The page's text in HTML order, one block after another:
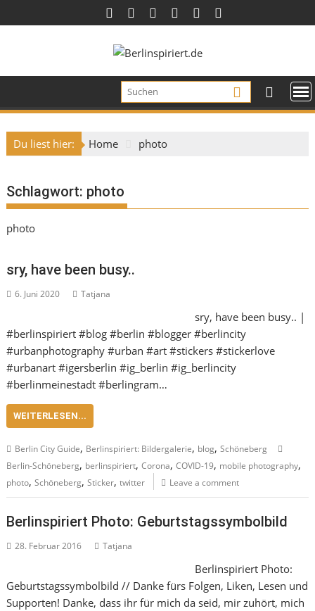
to
Du liest hier: Home photo
Schlagwort: photo
photo
sry, have been busy..
6. Juni 2020 Tatjana
sry, have been busy.. |
#berlinspiriert #blog #berlin #blogger #berlincity
#urbanphotography #urban #art #stickers #stickerlove
#urbanart #igersberlin #ig_berlin #ig_berlincity
#berlinmeinestadt #berlingram…
WEITERLESEN...
Berlin City Guide, Berlinspiriert: Bildergalerie, blog,Schöneberg
Berlin-Schöneberg, berlinspiriert,Corona,COVID-19, mobile photography,
photo,Schöneberg,Sticker,twitter Leave a comment
Berlinspiriert Photo: Geburtstagssymbolbild
28. Februar 2016 Tatjana
Berlinspiriert Photo:
Geburtstagssymbolbild // Danke fürs Folgen, Liken, Lesen und
Supporten! Danke, dass ihr für mich da seid, mir zuhört, mich